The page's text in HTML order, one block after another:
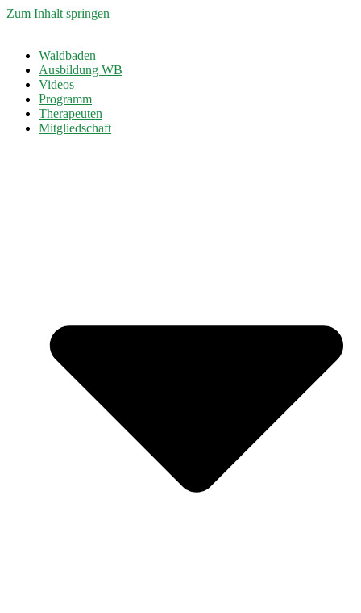
Zum Inhalt springen
Waldbaden
Ausbildung WB
Videos
Programm
Therapeuten
Mitgliedschaft